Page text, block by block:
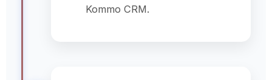
Kommo CRM.